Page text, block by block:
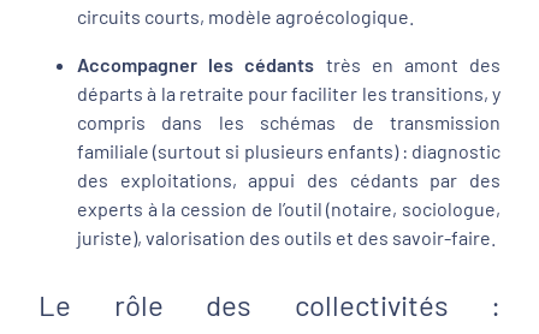
circuits courts, modèle agroécologique.
Accompagner les cédants très en amont des
départs à la retraite pour faciliter les transitions, y
compris dans les schémas de transmission
familiale (surtout si plusieurs enfants) : diagnostic
des exploitations, appui des cédants par des
experts à la cession de l’outil (notaire, sociologue,
juriste), valorisation des outils et des savoir-faire.
Le rôle des collectivités :